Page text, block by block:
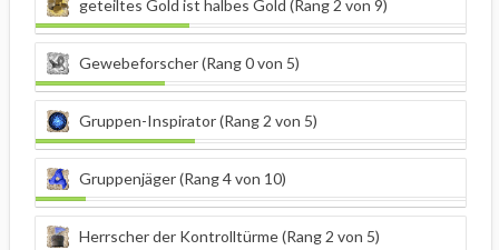
geteiltes Gold ist halbes Gold (Rang 2 von 9)
Gewebeforscher (Rang 0 von 5)
Gruppen-Inspirator (Rang 2 von 5)
Gruppenjäger (Rang 4 von 10)
Herrscher der Kontrolltürme (Rang 2 von 5)